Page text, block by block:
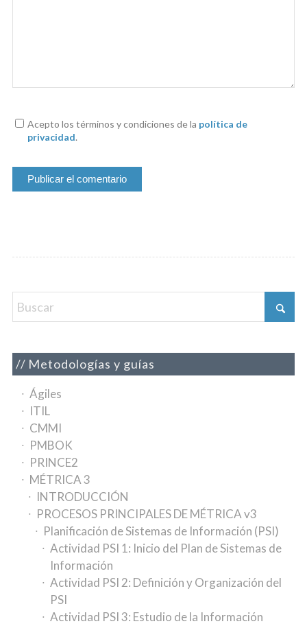
Acepto los términos y condiciones de la política de
privacidad.
Metodologías y guías
Ágiles
ITIL
CMMI
PMBOK
PRINCE2
MÉTRICA 3
INTRODUCCIÓN
PROCESOS PRINCIPALES DE MÉTRICA v3
Planificación de Sistemas de Información (PSI)
Actividad PSI 1: Inicio del Plan de Sistemas de
Información
Actividad PSI 2: Definición y Organización del
PSI
Actividad PSI 3: Estudio de la Información